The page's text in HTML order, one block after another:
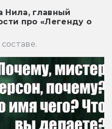
Нила, главный
про «Легенду о